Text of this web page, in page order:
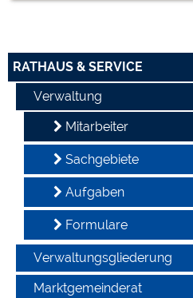
RATHAUS & SERVICE
Verwaltung
Mitarbeiter
Sachgebiete
Aufgaben
Formulare
Verwaltungsgliederung
Marktgemeinderat